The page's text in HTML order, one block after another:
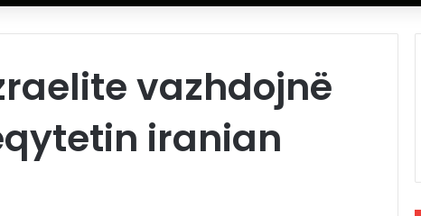
vazhdojnë
iranian